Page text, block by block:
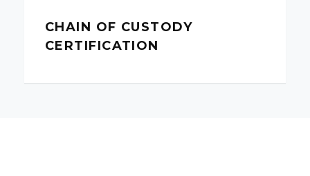
CHAIN OF CUSTODY
CERTIFICATION